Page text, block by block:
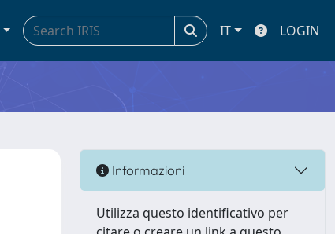
IT LOGIN
Informazioni
Utilizza questo identificativo per